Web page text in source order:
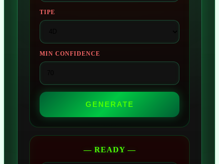
TIPE
MIN CONFIDENCE
GENERATE
— READY —